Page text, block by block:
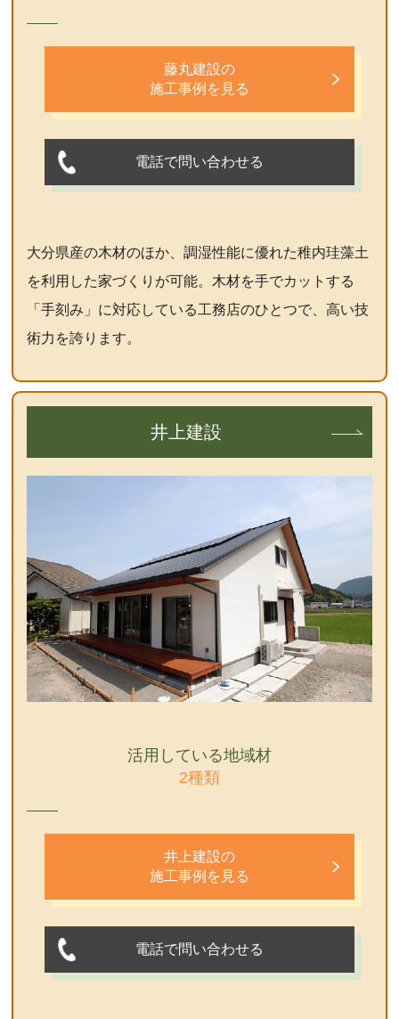
藤丸建設の
施工事例を見る
電話で問い合わせる
大分県産の木材のほか、調湿性能に優れた稚内珪藻土
を利用した家づくりが可能。木材を手でカットする
「手刻み」に対応している工務店のひとつで、高い技
術力を誇ります。
井上建設
活用している地域材
2種類
井上建設の
施工事例を見る
電話で問い合わせる